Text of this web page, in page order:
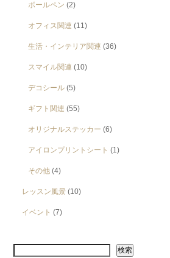
ボールペン (2)
オフィス関連 (11)
生活・インテリア関連 (36)
スマイル関連 (10)
デコシール (5)
ギフト関連 (55)
オリジナルステッカー (6)
アイロンプリントシート (1)
その他 (4)
レッスン風景 (10)
イベント (7)
検索